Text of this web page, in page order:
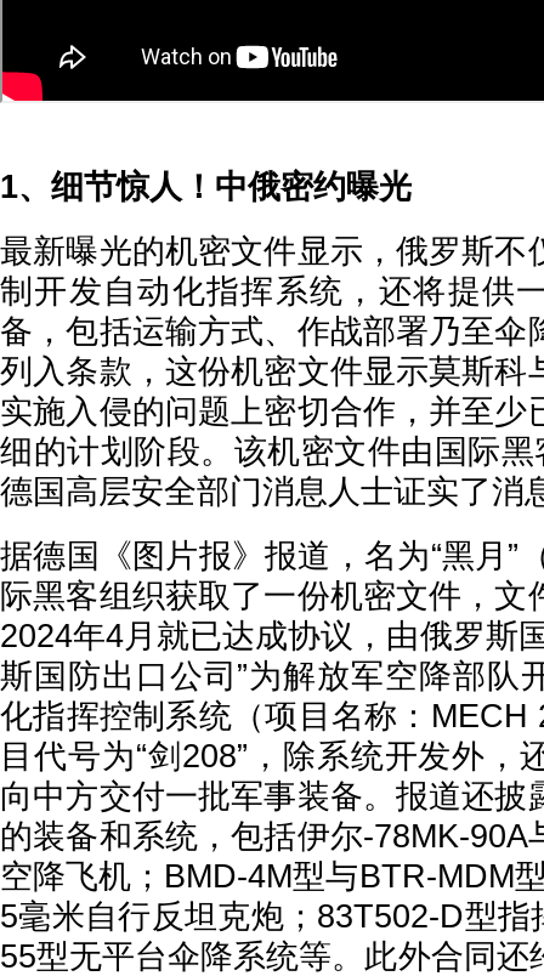
1、细节惊人！中俄密约曝光
最新曝光的机密文件显示，俄罗斯不
制开发自动化指挥系统，还将提供
备，包括运输方式、作战部署乃至伞
列入条款，这份机密文件显示莫斯科
实施入侵的问题上密切合作，并至少
细的计划阶段。该机密文件由国际黑
德国高层安全部门消息人士证实了消
据德国《图片报》报道，名为“黑月”
际黑客组织获取了一份机密文件，文
2024年4月就已达成协议，由俄罗斯
斯国防出口公司”为解放军空降部队
化指挥控制系统（项目名称：MECH
目代号为“剑208”，除系统开发外，
向中方交付一批军事装备。报道还披
的装备和系统，包括伊尔-78MK-90A
空降飞机；BMD-4M型与BTR-MDM
5毫米自行反坦克炮；83T502-D型指
55型无平台伞降系统等。此外合同还